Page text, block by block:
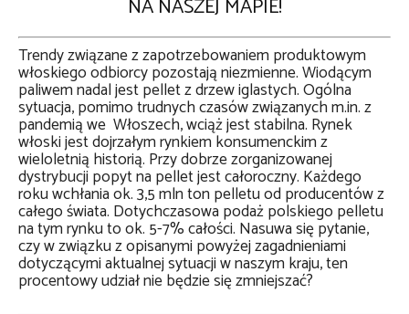
NA NASZEJ MAPIE!
Trendy związane z zapotrzebowaniem produktowym
włoskiego odbiorcy pozostają niezmienne. Wiodącym
paliwem nadal jest pellet z drzew iglastych. Ogólna
sytuacja, pomimo trudnych czasów związanych m.in. z
pandemią we Włoszech, wciąż jest stabilna. Rynek
włoski jest dojrzałym rynkiem konsumenckim z
wieloletnią historią. Przy dobrze zorganizowanej
dystrybucji popyt na pellet jest całoroczny. Każdego
roku wchłania ok. 3,5 mln ton pelletu od producentów z
całego świata. Dotychczasowa podaż polskiego pelletu
na tym rynku to ok. 5-7% całości. Nasuwa się pytanie,
czy w związku z opisanymi powyżej zagadnieniami
dotyczącymi aktualnej sytuacji w naszym kraju, ten
procentowy udział nie będzie się zmniejszać?